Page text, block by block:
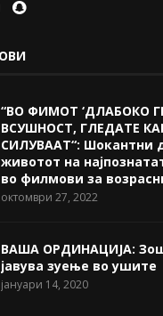
“ВО ФИМОТ ‘ДЛАБОКО
ВСУШНОСТ, ГЛЕДАТЕ
СИЛУВААТ“: Шокантни
животот на
во филмови за
октомври 27, 2022
ВАША ОРДИНАЦИЈА:
јавува зуење во ушите
јануари 14, 2020